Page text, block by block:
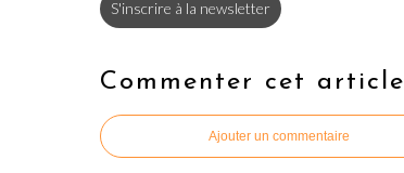
S'inscrire à la newsletter
Commenter cet article
Ajouter un commentaire